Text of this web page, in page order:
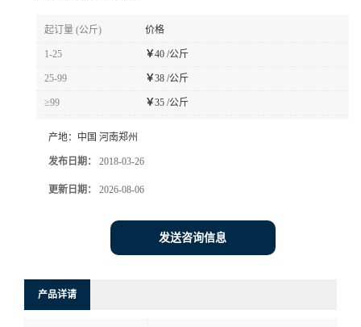
起订量 (公斤) 价格
1-25 ￥40 /公斤
25-99 ￥38 /公斤
≥99 ￥35 /公斤
产地： 中国 河南郑州
发布日期： 2018-03-26
更新日期： 2026-08-06
发送咨询信息
产品详请